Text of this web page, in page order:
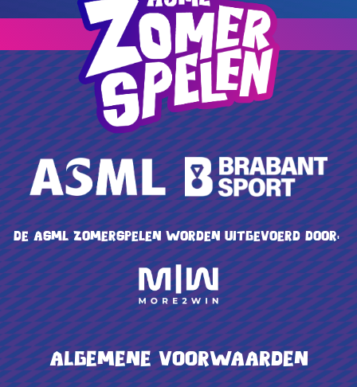
De ASML Zomerspelen worden uitgevoerd door:
Algemene voorwaarden